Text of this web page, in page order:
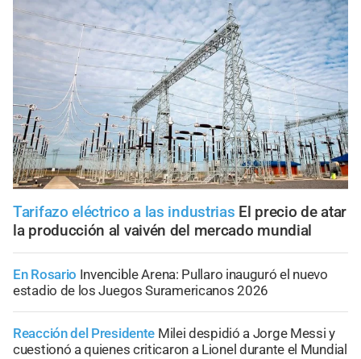
Tarifazo eléctrico a las industrias El precio de atar
la producción al vaivén del mercado mundial
En Rosario Invencible Arena: Pullaro inauguró el nuevo
estadio de los Juegos Suramericanos 2026
Reacción del Presidente Milei despidió a Jorge Messi y
cuestionó a quienes criticaron a Lionel durante el Mundial